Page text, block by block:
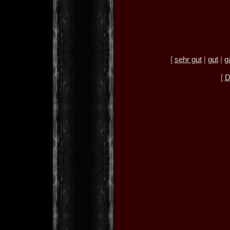
[ sehr gut| gut|
[